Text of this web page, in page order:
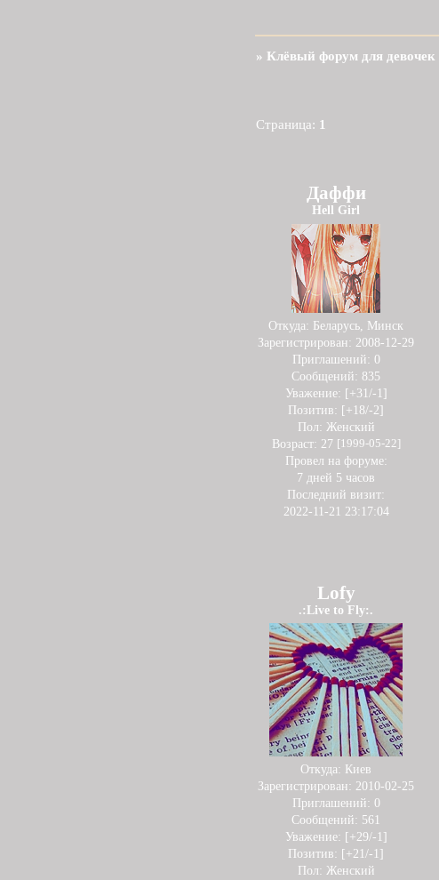
»Клёвый форум для девочек
Страница: 1
Даффи
Hell Girl
Откуда: Беларусь, Минск
Зарегистрирован: 2008-12-29
Приглашений: 0
Сообщений: 835
Уважение: [+31/-1]
Позитив: [+18/-2]
Пол: Женский
Возраст: 27 [1999-05-22]
Провел на форуме:
7 дней 5 часов
Последний визит:
2022-11-21 23:17:04
Lofy
.:Live to Fly:.
Откуда: Киев
Зарегистрирован: 2010-02-25
Приглашений: 0
Сообщений: 561
Уважение: [+29/-1]
Позитив: [+21/-1]
Пол: Женский